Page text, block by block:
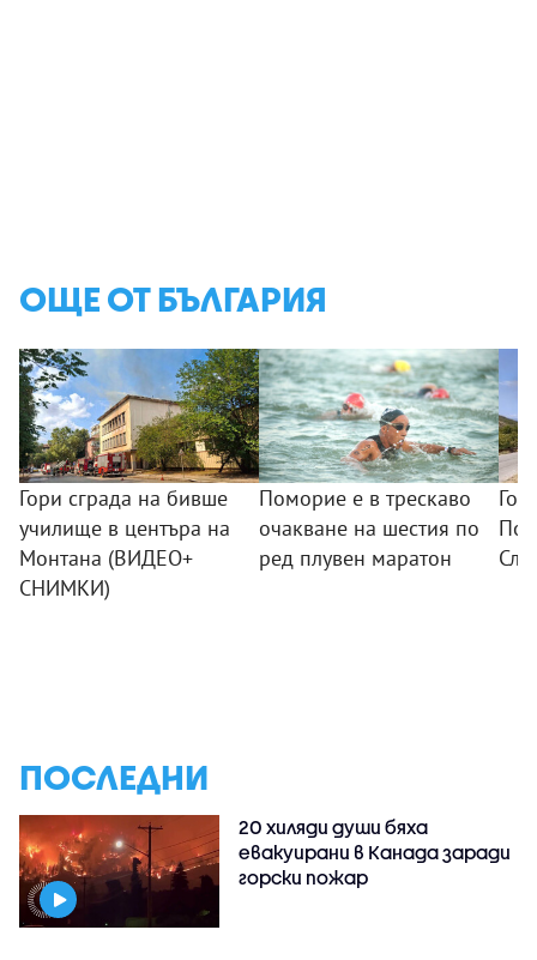
ОЩЕ ОТ БЪЛГАРИЯ
Гори сграда на бивше
училище в центъра на
Монтана (ВИДЕО+
СНИМКИ)
Поморие е в трескаво
очакване на шестия по
ред плувен маратон
ПОСЛЕДНИ
20 хиляди души бяха
евакуирани в Канада заради
горски пожар